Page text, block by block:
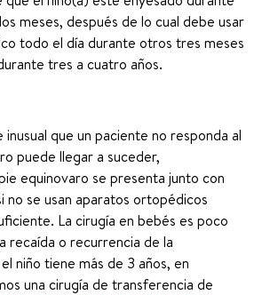
meses, después de lo cual debe usar
todo el día durante otros tres meses
tres a cuatro años.
que un paciente no responda al
puede llegar a suceder,
equinovaro se presenta junto con
no se usan aparatos ortopédicos
La cirugía en bebés es poco
recaída o recurrencia de la
niño tiene más de 3 años, en
una cirugía de transferencia de